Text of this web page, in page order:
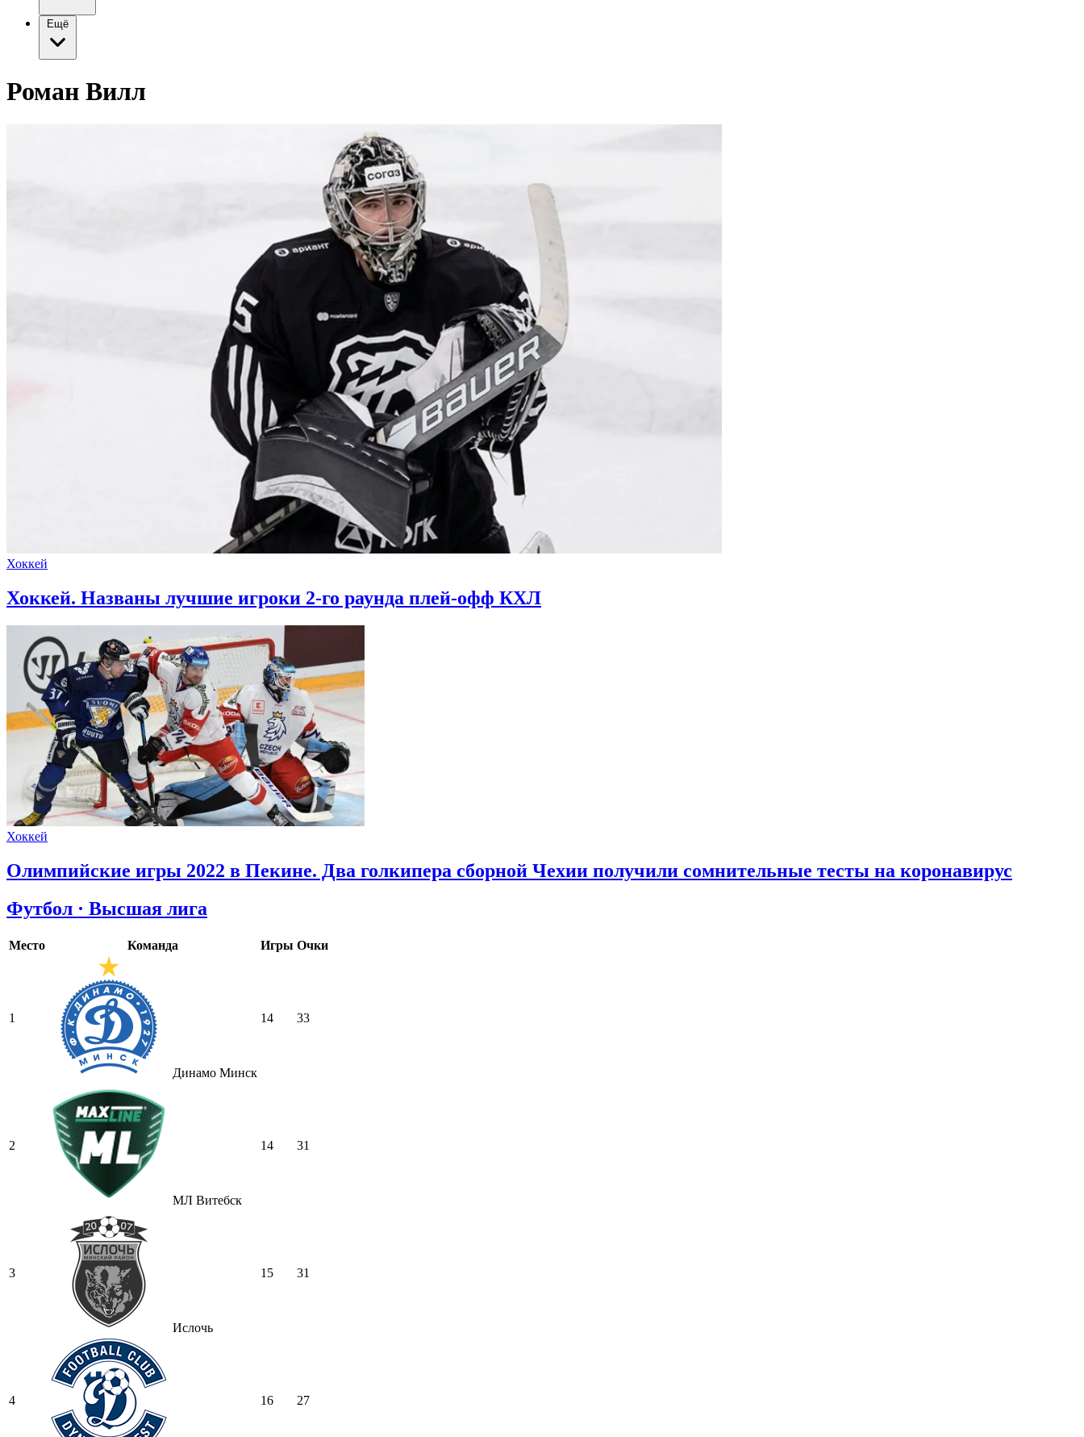
Ещё
Роман Вилл
Хоккей
Хоккей. Названы лучшие игроки 2-го раунда плей-офф КХЛ
Хоккей
Олимпийские игры 2022 в Пекине. Два голкипера сборной Чехии получили сомнительные тесты на коронавирус
Футбол · Высшая лига
Место Команда Игры Очки
1
Динамо Минск
14 33
2
МЛ Витебск
14 31
3
Ислочь
15 31
4 16 27